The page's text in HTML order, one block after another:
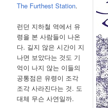
The Furthest Station.
런던 지하철 역에서 유
령을 본 사람들이 나온
다. 길지 않은 시간이 지
나면 보았다는 것도 기
억이 나지 않는 이들의
공통점은 유령이 조각
조각 사라진다는 것. 도
대체 무슨 사연일까.